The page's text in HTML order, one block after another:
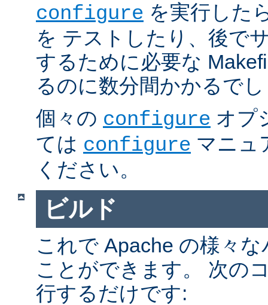
configure を実行した
を テストしたり、後で
するために必要な
るのに数分間かかるで
個々の configure オプ
ては configure マニュ
ください。
ビルド
これで Apache の様々
ことができます。 次の
行するだけです: